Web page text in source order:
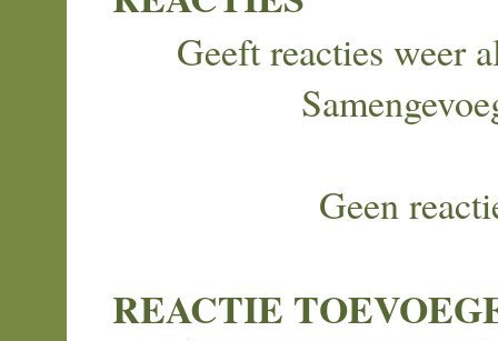
Geeft reacties weer
Geen
REACTIE